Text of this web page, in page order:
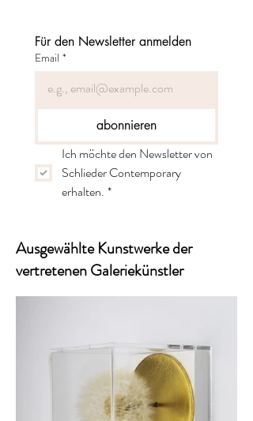
Für den Newsletter anmelden
Email *
abonnieren
Ich möchte den Newsletter von
Schlieder Contemporary
erhalten. *
Ausgewählte Kunstwerke der
vertretenen Galeriekünstler